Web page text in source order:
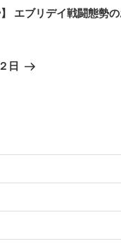
】 エブリデイ戦闘態勢
日